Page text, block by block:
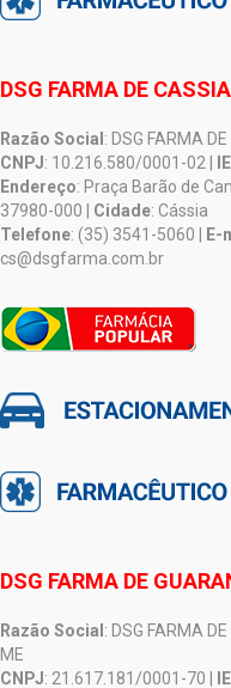
DSG FARMA DE CASSIA
Razão Social : DSG FARMA
CNPJ: 10.216.580/0001-02 | IE
Endereço: Praça Barão de
37980-000 | Cidade: Cássia
Telefone: (35) 3541-5060 | E-
cs@dsgfarma.com.br
DSG FARMA DE
Razão Social : DSG FARMA
ME
CNPJ: 21.617.181/0001-70 | IE